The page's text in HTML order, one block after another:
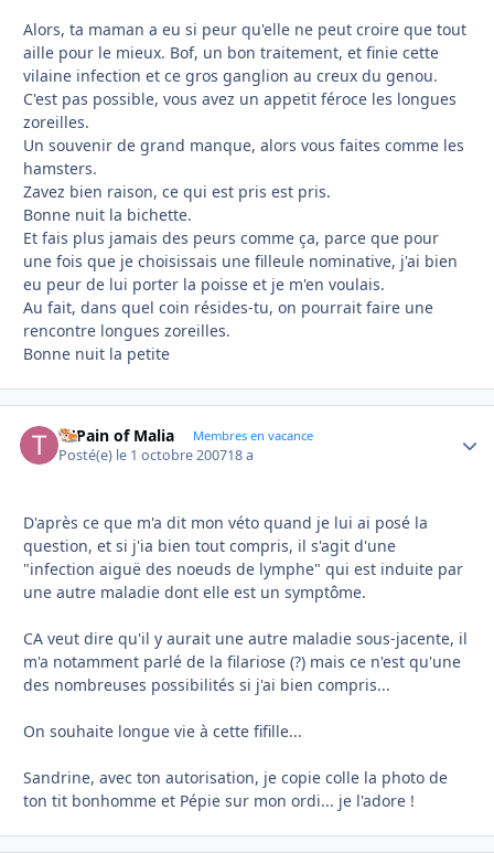
Alors, ta maman a eu si peur qu'elle ne peut croire que tout
aille pour le mieux. Bof, un bon traitement, et finie cette
vilaine infection et ce gros ganglion au creux du genou.
C'est pas possible, vous avez un appetit féroce les longues
zoreilles.
Un souvenir de grand manque, alors vous faites comme les
hamsters.
Zavez bien raison, ce qui est pris est pris.
Bonne nuit la bichette.
Et fais plus jamais des peurs comme ça, parce que pour
une fois que je choisissais une filleule nominative, j'ai bien
eu peur de lui porter la poisse et je m'en voulais.
Au fait, dans quel coin résides-tu, on pourrait faire une
rencontre longues zoreilles.
Bonne nuit la petite
Ti'Pain of Malia Membres en vacance
Posté(e) le 1 octobre 200718 a
D'après ce que m'a dit mon véto quand je lui ai posé la
question, et si j'ia bien tout compris, il s'agit d'une
"infection aiguë des noeuds de lymphe" qui est induite par
une autre maladie dont elle est un symptôme.
CA veut dire qu'il y aurait une autre maladie sous-jacente, il
m'a notamment parlé de la filariose (?) mais ce n'est qu'une
des nombreuses possibilités si j'ai bien compris...
On souhaite longue vie à cette fifille...
Sandrine, avec ton autorisation, je copie colle la photo de
ton tit bonhomme et Pépie sur mon ordi... je l'adore !